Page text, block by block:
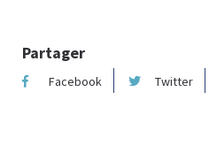
Partager
Facebook Twitter